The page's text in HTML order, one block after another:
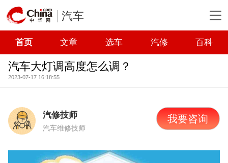
汽车
首页 文章 选车 汽修 百科
汽车大灯调高度怎么调？
2023-07-17 16:18:55
汽修技师
汽车维修技师
我要咨询